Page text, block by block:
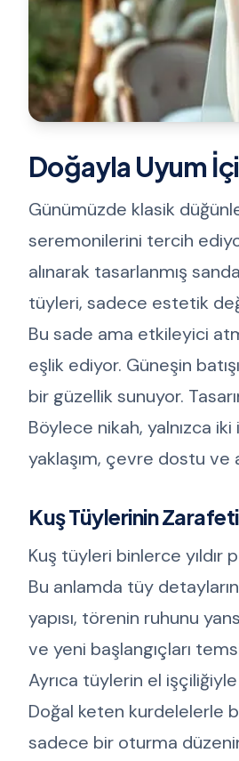
Doğayla Uyum
Günümüzde klasik
seremonilerini tercih
alınarak tasarlanmış
tüyleri, sadece estetik
Bu sade ama etkileyici
eşlik ediyor. Güneşin
bir güzellik sunuyor.
Böylece nikah, yalnızca
yaklaşım, çevre dostu
Kuş Tüylerinin
Kuş tüyleri binlerce yıldır
Bu anlamda tüy
yapısı, törenin ruhunu
ve yeni başlangıçları
Ayrıca tüylerin el
Doğal keten kurdelelerle
sadece bir oturma